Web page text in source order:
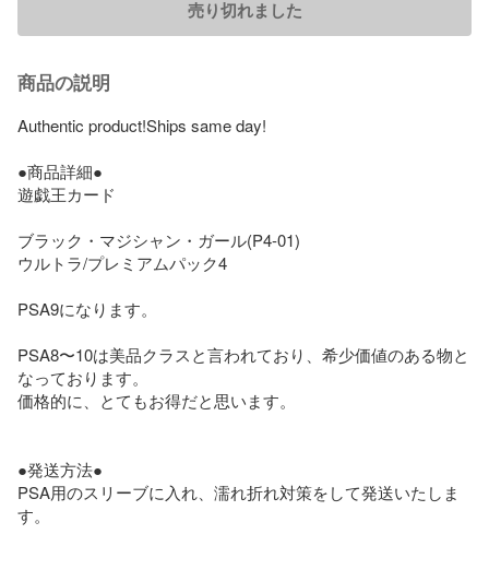
売り切れました
商品の説明
Authentic product!Ships same day!
●商品詳細●
遊戯王カード
ブラック・マジシャン・ガール(P4-01)
ウルトラ/プレミアムパック4
PSA9になります。
PSA8〜10は美品クラスと言われており、希少価値のある物と
なっております。
価格的に、とてもお得だと思います。
●発送方法●
PSA用のスリーブに入れ、濡れ折れ対策をして発送いたしま
す。